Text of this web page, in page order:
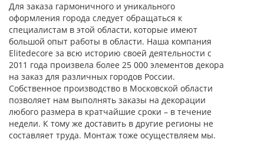
Для заказа гармоничного и уникального
оформления города следует обращаться к
специалистам в этой области, которые имеют
большой опыт работы в области. Наша компания
Elitedecore за всю историю своей деятельности с
2011 года произвела более 25 000 элементов декора
на заказ для различных городов России.
Собственное производство в Московской области
позволяет нам выполнять заказы на декорации
любого размера в кратчайшие сроки – в течение
недели. К тому же доставить в другие регионы не
составляет труда. Монтаж тоже осуществляем мы.